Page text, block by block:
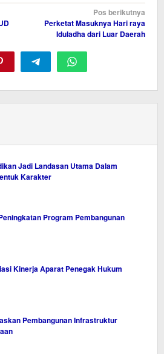
Pos berikutnya
Perketat Masuknya Hari raya
Iduladha dari Luar Daerah
Jadi Landasan Utama Dalam
Karakter
Program Pembangunan
Kinerja Aparat Penegak Hukum
Pembangunan Infrastruktur